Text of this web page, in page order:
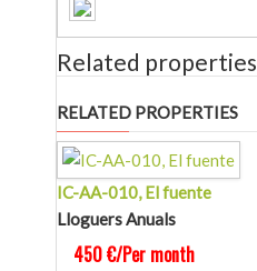
Related properties
RELATED PROPERTIES
IC-AA-010, El fuente
Lloguers Anuals
450 €/Per month